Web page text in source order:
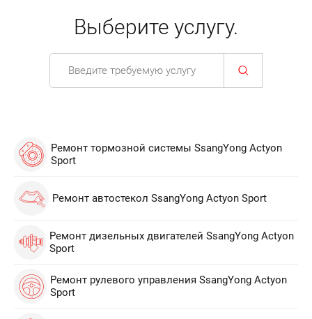
Выберите услугу.
Ремонт тормозной системы SsangYong Actyon
Sport
Ремонт автостекол SsangYong Actyon Sport
Ремонт дизельных двигателей SsangYong Actyon
Sport
Ремонт рулевого управления SsangYong Actyon
Sport